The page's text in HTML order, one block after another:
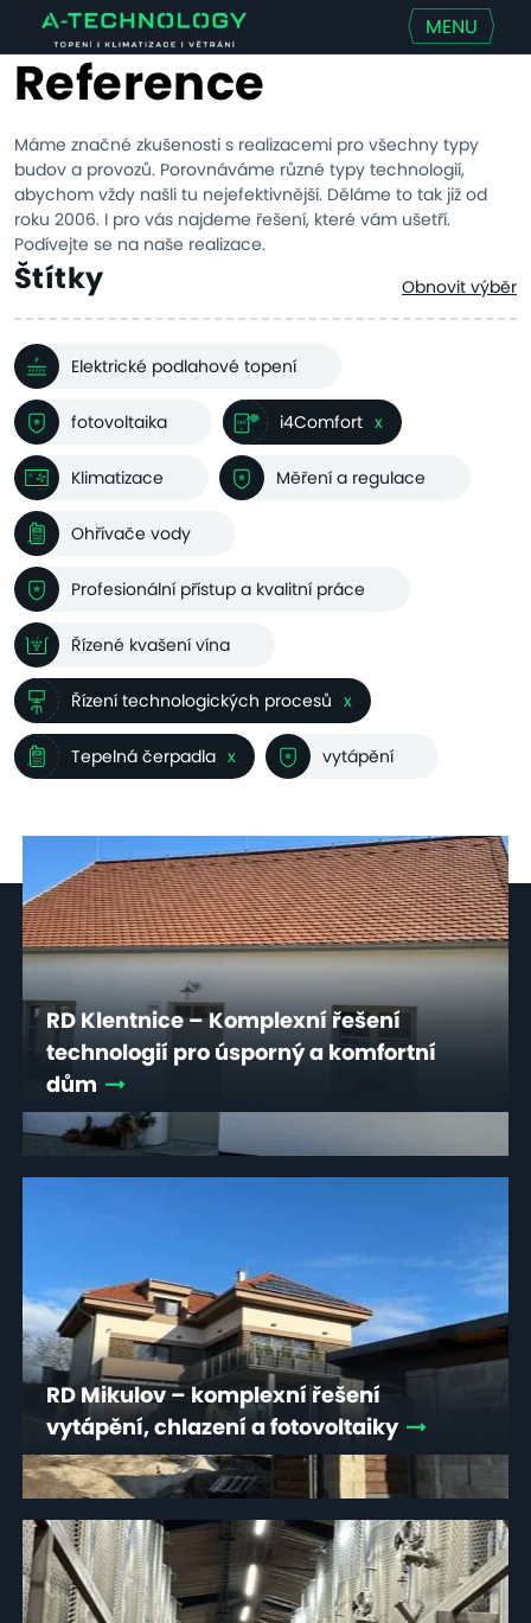
MENU
Reference
Máme značné zkušenosti s realizacemi pro všechny typy
budov a provozů. Porovnáváme různé typy technologií,
abychom vždy našli tu nejefektivnější. Děláme to tak již od
roku 2006. I pro vás najdeme řešení, které vám ušetří.
Podívejte se na naše realizace.
Štítky Obnovit výběr
Elektrické podlahové topení
fotovoltaika i4Comfort x
Klimatizace Měření a regulace
Ohřívače vody
Profesionální přístup a kvalitní práce
Řízené kvašení vína
Řízení technologických procesů x
Tepelná čerpadla x vytápění
RD Klentnice – Komplexní řešení
technologií pro úsporný a komfortní
dům
RD Mikulov – komplexní řešení
vytápění, chlazení a fotovoltaiky